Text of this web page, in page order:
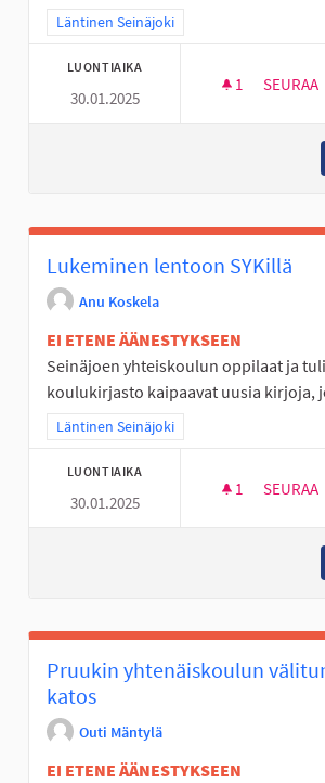
Rajaa tulokset teeman mukaan: Läntinen
Läntinen Seinäjoki
LUONTIAIKA
30.01.2025
1 1
SEURAA
Lukeminen lentoon SYKillä
Anu Koskela
EI ETENE ÄÄNESTYKSEEN
Seinäjoen yhteiskoulun oppilaat ja
koulukirjasto kaipaavat uusia kirjoja,
Rajaa tulokset teeman mukaan: Läntinen
Läntinen Seinäjoki
LUONTIAIKA
30.01.2025
1 1
SEURAA
Pruukin yhtenäiskoulun
katos
Outi Mäntylä
EI ETENE ÄÄNESTYKSEEN